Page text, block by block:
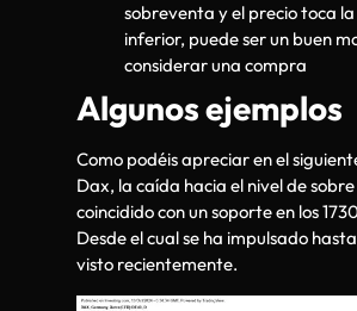
sobreventa y el precio toca
inferior, puede ser un buen
considerar una compra
Algunos ejemplos
Como podéis apreciar en el
Dax, la caída hacia el nivel de
coincidido con un soporte en los
Desde el cual se ha impulsado
visto recientemente.